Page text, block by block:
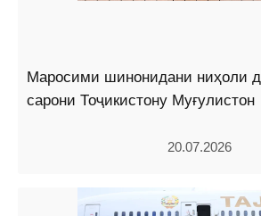
Маросими шинонидани ниҳоли
сарони Тоҷикистону Муғулистон
20.07.2026